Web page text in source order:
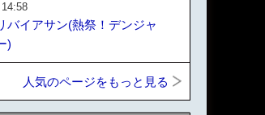
バイアサン(熱祭！デンジャ
)
人気のページをもっと見る